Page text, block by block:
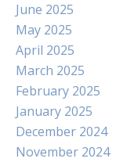
June 2025
May 2025
April 2025
March 2025
February 2025
January 2025
December 2024
November 2024